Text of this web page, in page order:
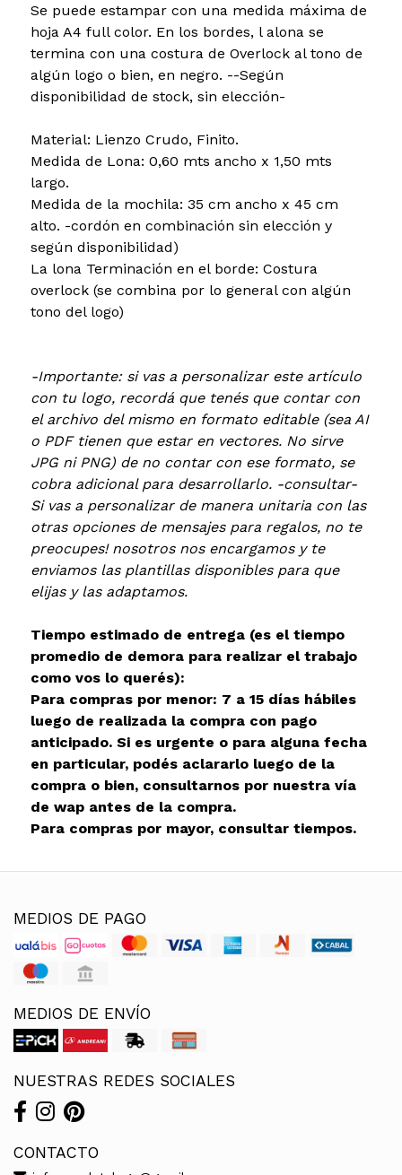
Se puede estampar con una medida máxima de
hoja A4 full color. En los bordes, l alona se
termina con una costura de Overlock al tono de
algún logo o bien, en negro. --Según
disponibilidad de stock, sin elección-
Material: Lienzo Crudo, Finito.
Medida de Lona: 0,60 mts ancho x 1,50 mts
largo.
Medida de la mochila: 35 cm ancho x 45 cm
alto. -cordón en combinación sin elección y
según disponibilidad)
La lona Terminación en el borde: Costura
overlock (se combina por lo general con algún
tono del logo)
-Importante: si vas a personalizar este artículo
con tu logo, recordá que tenés que contar con
el archivo del mismo en formato editable (sea AI
o PDF tienen que estar en vectores. No sirve
JPG ni PNG) de no contar con ese formato, se
cobra adicional para desarrollarlo. -consultar-
Si vas a personalizar de manera unitaria con las
otras opciones de mensajes para regalos, no te
preocupes! nosotros nos encargamos y te
enviamos las plantillas disponibles para que
elijas y las adaptamos.
Tiempo estimado de entrega (es el tiempo
promedio de demora para realizar el trabajo
como vos lo querés):
Para compras por menor: 7 a 15 días hábiles
luego de realizada la compra con pago
anticipado. Si es urgente o para alguna fecha
en particular, podés aclararlo luego de la
compra o bien, consultarnos por nuestra vía
de wap antes de la compra.
Para compras por mayor, consultar tiempos.
MEDIOS DE PAGO
MEDIOS DE ENVÍO
NUESTRAS REDES SOCIALES
CONTACTO